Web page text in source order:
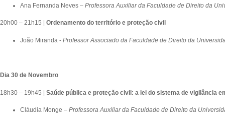
Ana Fernanda Neves – Professora Auxiliar da Faculdade de Direito da
20h00 – 21h15 | Ordenamento do território e proteção civil
João Miranda - Professor Associado da Faculdade de Direito da
Dia 30 de Novembro
18h30 – 19h45 | Saúde pública e proteção civil: a lei do sistema de vigilância
Cláudia Monge – Professora Auxiliar da Faculdade de Direito da